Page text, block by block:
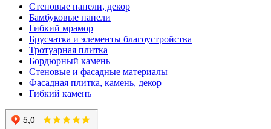
Стеновые панели, декор
Бамбуковые панели
Гибкий мрамор
Брусчатка и элементы благоустройства
Тротуарная плитка
Бордюрный камень
Стеновые и фасадные материалы
Фасадная плитка, камень, декор
Гибкий камень